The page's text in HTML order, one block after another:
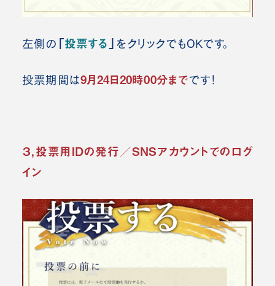
左側の 「投票する 」 をクリックでもOKです。
投票期間は9月24日20時00分までです！
３，投票用IDの発行／SNSアカウントでのログ
イン